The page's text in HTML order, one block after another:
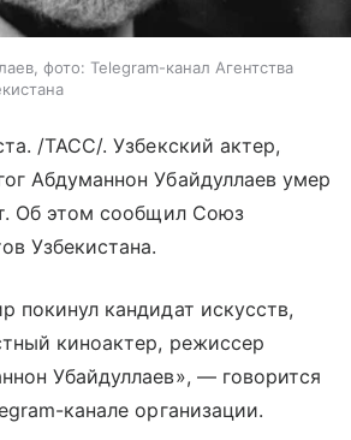
фото: Telegram-канал Агентства
/ТАСС/. Узбекский актер,
Абдуманнон Убайдуллаев умер
Об этом сообщил Союз
Узбекистана.
покинул кандидат искусств,
киноактер, режиссер
Убайдуллаев», — говорится
канале организации.